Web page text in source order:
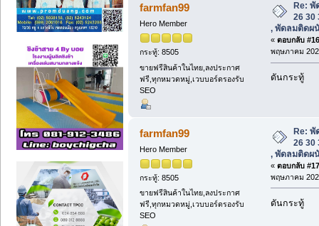
farmfan99
Hero Member
กระทู้: 8505
ขายฟรีสินค้าในไทย,ลงประกาศ
ฟรี,ทุกหมวดหมู่,เวบบอร์ดรองรับ
SEO
Re: พั
26 30
, พัดลมติดผ
« ตอบกลับ
พฤษภาคม
ดันกระทู้
farmfan99
Hero Member
กระทู้: 8505
ขายฟรีสินค้าในไทย,ลงประกาศ
ฟรี,ทุกหมวดหมู่,เวบบอร์ดรองรับ
SEO
Re: พั
26 30
, พัดลมติดผ
« ตอบกลับ
พฤษภาคม
ดันกระทู้